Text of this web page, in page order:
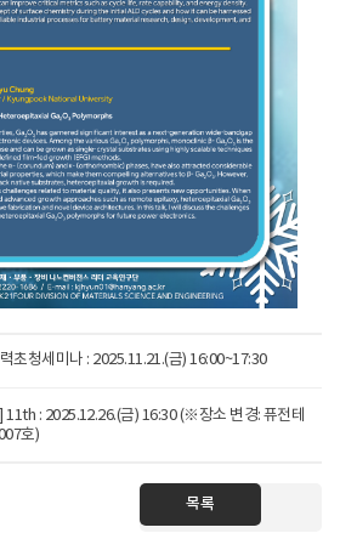
초청세미나 : 2025.11.21.(금) 16:00~17:30
11th : 2025.12.26.(금) 16:30 (※장소 변경: 퓨전테
호)
목록